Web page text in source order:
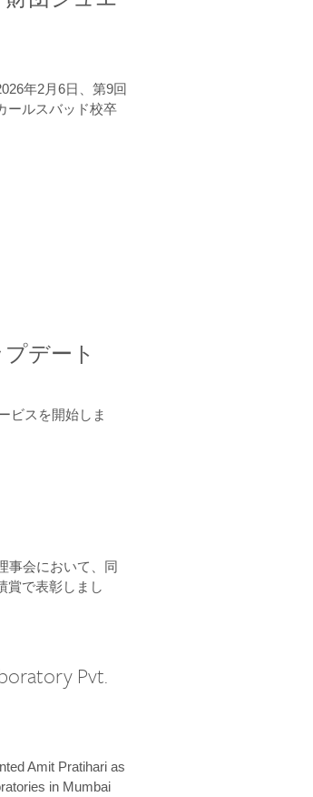
年2月6日、第9回
ールスバッド校卒
デート
ビスを開始しま
事会において、同
賞で表彰しまし
Pvt.
Amit Pratihari as
in Mumbai